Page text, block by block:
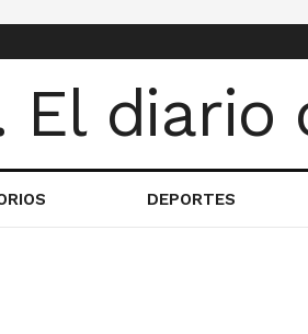
DEPORTES